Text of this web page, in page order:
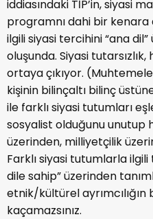
iddiasındaki TİP’in, siyasi
programnı dahi bir kenara
ilgili siyasi tercihini “ana
oluşunda. Siyasi
ortaya çıkıyor.
kişinin bilinçaltı bilinç
ile farklı siyasi tutumları
sosyalist olduğunu unutup
üzerinden, milliyetçilik
Farklı siyasi tutumlarla
dile sahip” üzerinden
etnik/kültürel
kaçamazsınız.